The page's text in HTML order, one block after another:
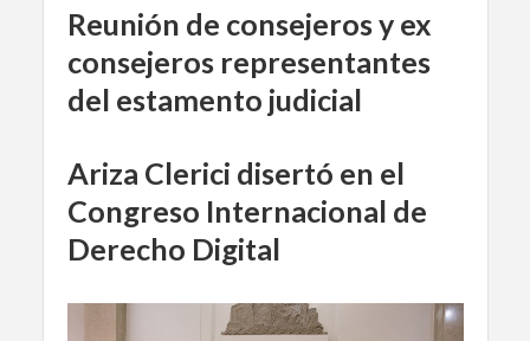
Reunión de consejeros y ex
consejeros representantes
del estamento judicial
Ariza Clerici disertó en el
Congreso Internacional de
Derecho Digital